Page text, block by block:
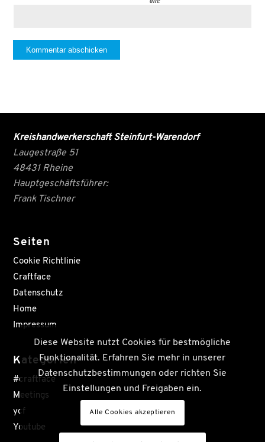
ein:
Kreishandwerkerschaft Steinfurt-Warendorf
Laugestraße 51
48431 Rheine
Hauptgeschäftsführer:
Frank Tischner
Seiten
Cookie Richtlinie
Craftface
Datenschutz
Home
Impressum
Kategorien
#craftface
Meetings
ycf
Youtube
Diese Website nutzt Cookies für bestmögliche
Funktionalität. Erfahren Sie mehr in unserer
Datenschutzbestimmungen oder richten Sie
Einstellungen und Freigaben ein.
Alle Cookies akzeptieren